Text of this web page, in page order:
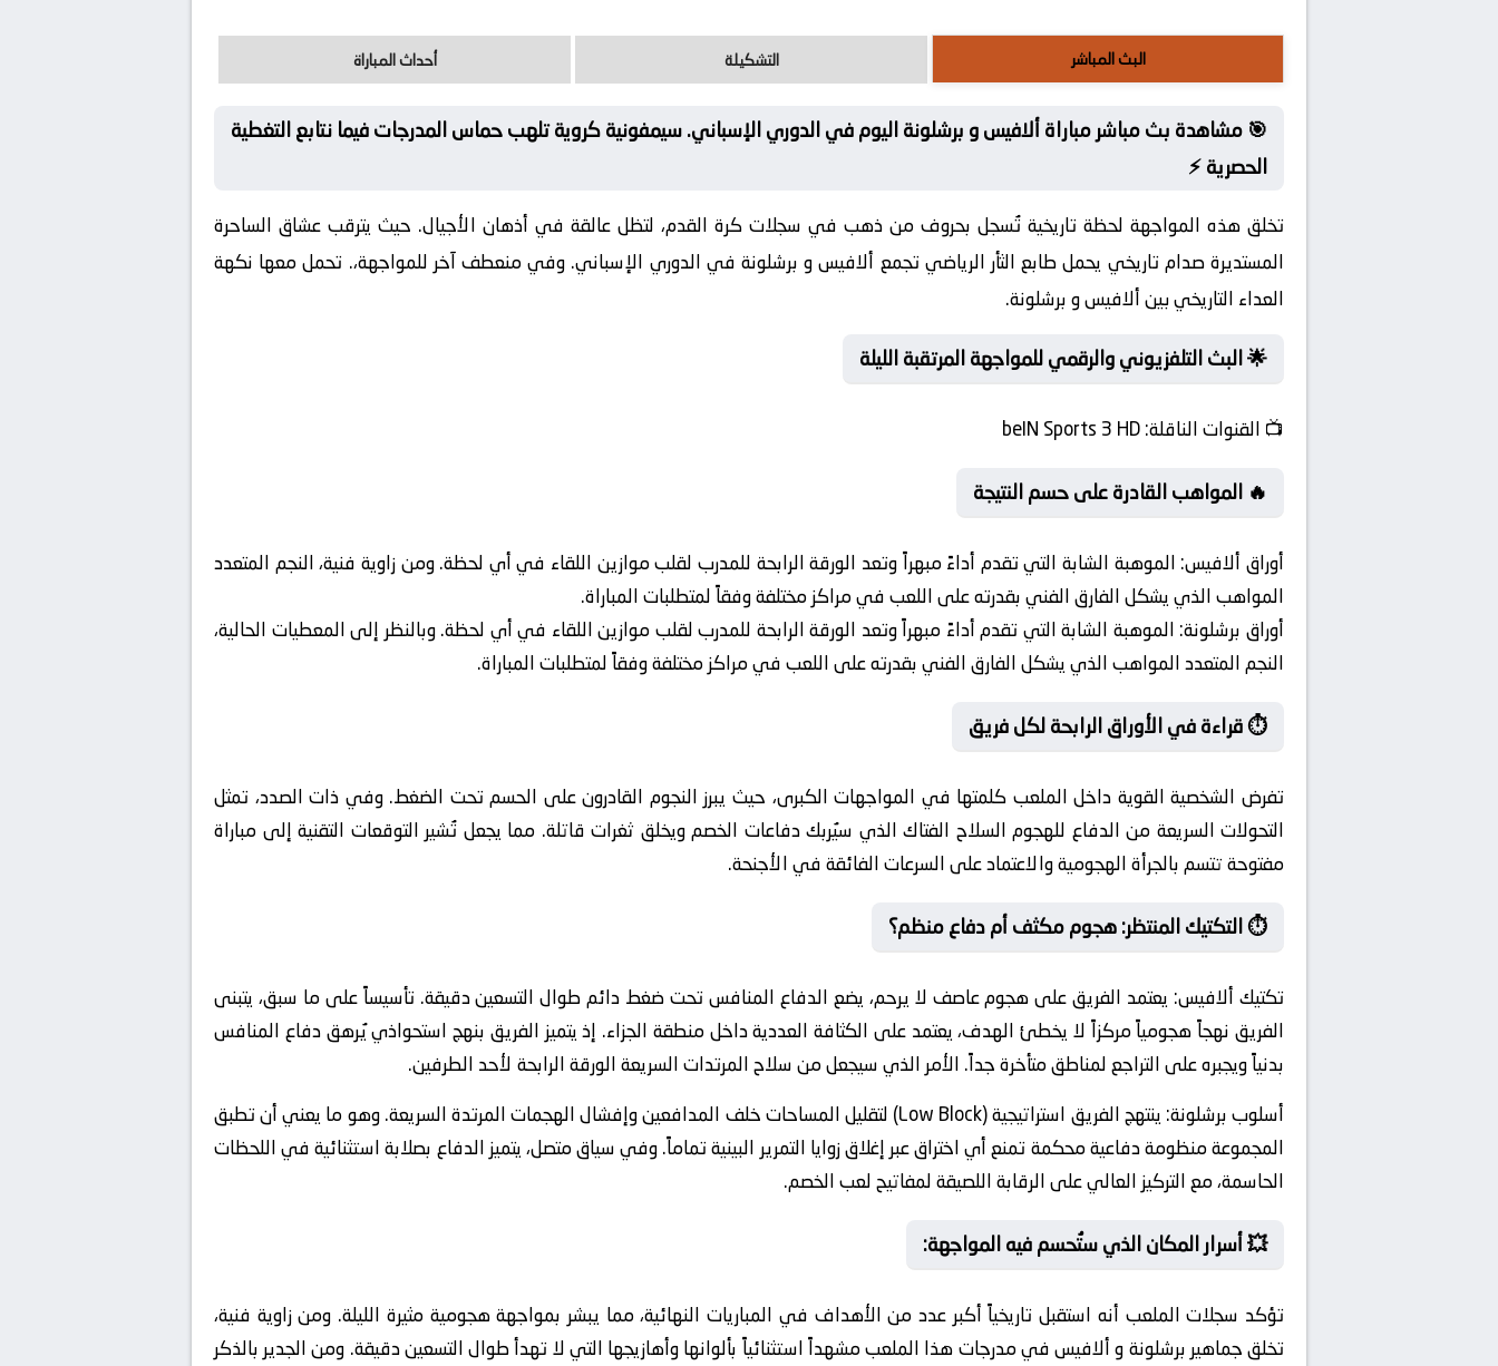
البث المباشر التشكيلة أحداث المباراة
🎯 مشاهدة بث مباشر مباراة ألافيس و برشلونة اليوم في الدوري الإسباني. سيمفونية كروية تلهب حماس المدرجات فيما نتابع التغطية
الحصرية ⚡
تخلق هذه المواجهة لحظة تاريخية تُسجل بحروف من ذهب في سجلات كرة القدم، لتظل عالقة في أذهان الأجيال. حيث يترقب عشاق الساحرة
المستديرة صدام تاريخي يحمل طابع الثأر الرياضي تجمع ألافيس و برشلونة في الدوري الإسباني. وفي منعطف آخر للمواجهة،. تحمل معها نكهة
العداء التاريخي بين ألافيس و برشلونة.
🌟 البث التلفزيوني والرقمي للمواجهة المرتقبة الليلة
📺 القنوات الناقلة:
🔥 المواهب القادرة على حسم النتيجة
أوراق ألافيس: الموهبة الشابة التي تقدم أداءً مبهراً وتعد الورقة الرابحة للمدرب لقلب موازين اللقاء في أي لحظة. ومن زاوية فنية، النجم المتعدد
المواهب الذي يشكل الفارق الفني بقدرته على اللعب في مراكز مختلفة وفقاً لمتطلبات المباراة.
أوراق برشلونة: الموهبة الشابة التي تقدم أداءً مبهراً وتعد الورقة الرابحة للمدرب لقلب موازين اللقاء في أي لحظة. وبالنظر إلى المعطيات الحالية،
النجم المتعدد المواهب الذي يشكل الفارق الفني بقدرته على اللعب في مراكز مختلفة وفقاً لمتطلبات المباراة.
⏱️ قراءة في الأوراق الرابحة لكل فريق
تفرض الشخصية القوية داخل الملعب كلمتها في المواجهات الكبرى، حيث يبرز النجوم القادرون على الحسم تحت الضغط. وفي ذات الصدد، تمثل
التحولات السريعة من الدفاع للهجوم السلاح الفتاك الذي سيُربك دفاعات الخصم ويخلق ثغرات قاتلة. مما يجعل تُشير التوقعات التقنية إلى مباراة
مفتوحة تتسم بالجرأة الهجومية والاعتماد على السرعات الفائقة في الأجنحة.
⏱️ التكتيك المنتظر: هجوم مكثف أم دفاع منظم؟
تكتيك ألافيس: يعتمد الفريق على هجوم عاصف لا يرحم، يضع الدفاع المنافس تحت ضغط دائم طوال التسعين دقيقة. تأسيساً على ما سبق، يتبنى
الفريق نهجاً هجومياً مركزاً لا يخطئ الهدف، يعتمد على الكثافة العددية داخل منطقة الجزاء. إذ يتميز الفريق بنهج استحواذي يُرهق دفاع المنافس
بدنياً ويجبره على التراجع لمناطق متأخرة جداً. الأمر الذي سيجعل من سلاح المرتدات السريعة الورقة الرابحة لأحد الطرفين.
أسلوب برشلونة:
ينتهج الفريق استراتيجية (Low Block) لتقليل المساحات خلف المدافعين وإفشال الهجمات المرتدة السريعة. وهو ما يعني أن تطبق
المجموعة منظومة دفاعية محكمة تمنع أي اختراق عبر إغلاق زوايا التمرير البينية تماماً. وفي سياق متصل، يتميز الدفاع بصلابة استثنائية في اللحظات
الحاسمة، مع التركيز العالي على الرقابة اللصيقة لمفاتيح لعب الخصم.
💥 أسرار المكان الذي ستُحسم فيه المواجهة:
تؤكد سجلات الملعب أنه استقبل تاريخياً أكبر عدد من الأهداف في المباريات النهائية، مما يبشر بمواجهة هجومية مثيرة الليلة. ومن زاوية فنية،
تخلق جماهير برشلونة و ألافيس في مدرجات هذا الملعب مشهداً استثنائياً بألوانها وأهازيجها التي لا تهدأ طوال التسعين دقيقة. ومن الجدير بالذكر